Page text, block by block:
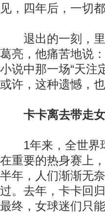
见，四年后，一切
退出的一刻，里
葛亮，他痛苦地说
小说中那一场“天注
或许，这种遗憾，
卡卡离去带走
1年来，全世界球
在重要的热身赛上
半年，人们渐渐无
过。去年，卡卡回
最终，女球迷们只